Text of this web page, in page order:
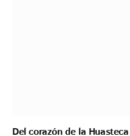
Del corazón de la